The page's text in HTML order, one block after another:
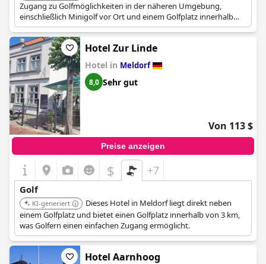
Zugang zu Golfmöglichkeiten in der näheren Umgebung,
einschließlich Minigolf vor Ort und einem Golfplatz innerhalb
von 3 km.
Hotel Zur Linde
Hotel in Meldorf
8,0 Sehr gut
Von 113 $
Preise anzeigen
$ +7
Golf
KI-generiert
Dieses Hotel in Meldorf liegt direkt neben
einem Golfplatz und bietet einen Golfplatz innerhalb von 3 km,
was Golfern einen einfachen Zugang ermöglicht.
Hotel Aarnhoog